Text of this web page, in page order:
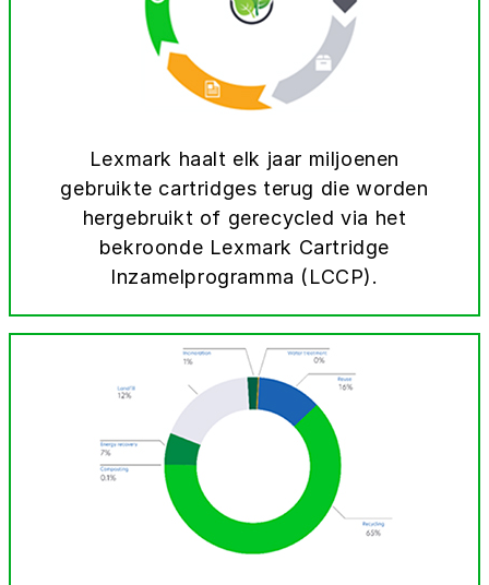
Lexmark haalt elk jaar miljoenen
gebruikte cartridges terug die worden
hergebruikt of gerecycled via het
bekroonde Lexmark Cartridge
Inzamelprogramma (LCCP).